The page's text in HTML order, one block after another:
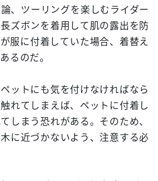
、ツーリングを楽しむライダー
ズボンを着用して肌の露出を防
服に付着していた場合、着替え
るのだ。
ットにも気を付けなければなら
れてしまえば、ペットに付着し
しまう恐れがある。そのため、
に近づかないよう、注意する必